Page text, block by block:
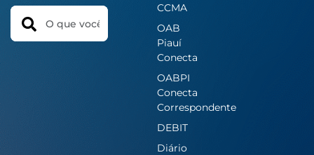
Search
CCMA
OAB
Piauí
Conecta
OABPI
Conecta
Correspondente
DEBIT
Diário